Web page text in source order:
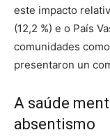
este impacto
(12,2 %) e o País
comunidades
presentaron un
A saúde
absentismo